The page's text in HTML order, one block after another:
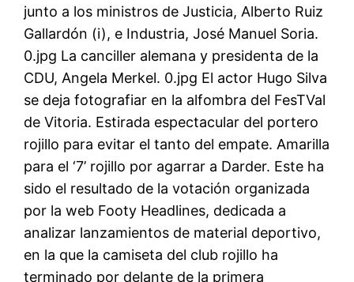
junto a los ministros de Justicia, Alberto Ruiz
Gallardón (i), e Industria, José Manuel Soria.
0.jpg La canciller alemana y presidenta de la
CDU, Angela Merkel. 0.jpg El actor Hugo Silva
se deja fotografiar en la alfombra del FesTVal
de Vitoria. Estirada espectacular del portero
rojillo para evitar el tanto del empate. Amarilla
para el ‘7’ rojillo por agarrar a Darder. Este ha
sido el resultado de la votación organizada
por la web Footy Headlines, dedicada a
analizar lanzamientos de material deportivo,
en la que la camiseta del club rojillo ha
terminado por delante de la primera